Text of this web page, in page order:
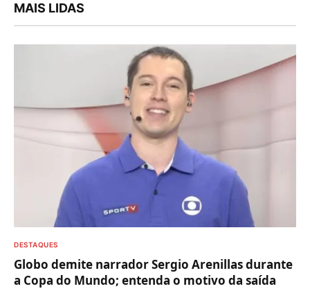
MAIS LIDAS
DESTAQUES
Globo demite narrador Sergio Arenillas durante
a Copa do Mundo; entenda o motivo da saída